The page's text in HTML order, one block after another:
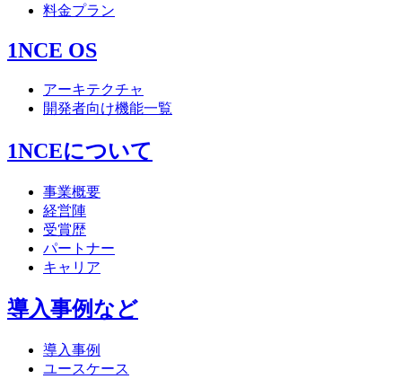
料金プラン
1NCE OS
アーキテクチャ
開発者向け機能一覧
1NCEについて
事業概要
経営陣
受賞歴
パートナー
キャリア
導入事例など
導入事例
ユースケース